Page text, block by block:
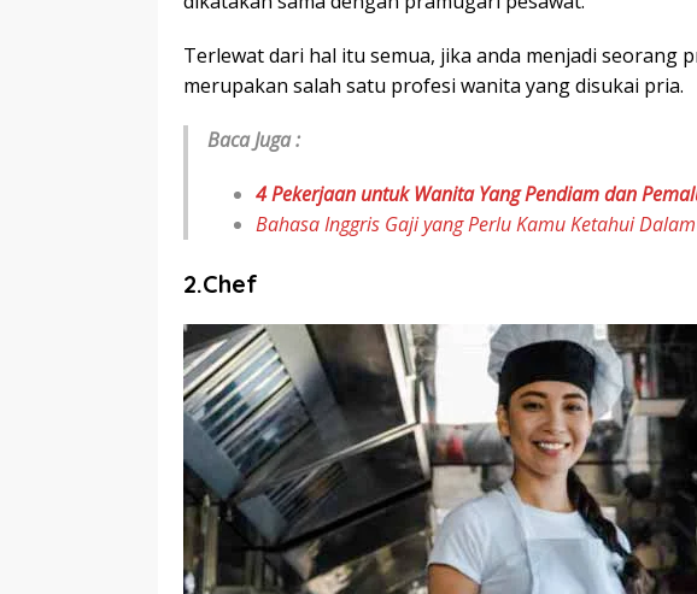
Terlewat dari hal itu semua, jika anda menjadi seorang
merupakan salah satu profesi wanita yang disukai pria.
Baca Juga :
4 Pekerjaan untuk Wanita Yang Pendiam dan
Bahasa Inggris Gaji yang Perlu Kamu Ketahui
2.Chef